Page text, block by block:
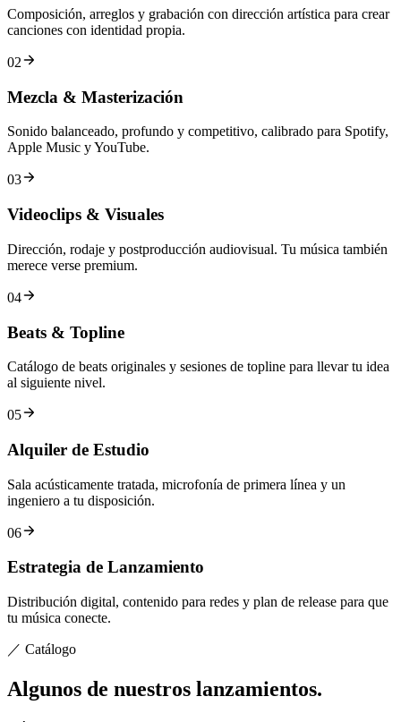
Composición, arreglos y grabación con dirección artística para crear
canciones con identidad propia.
02
Mezcla & Masterización
Sonido balanceado, profundo y competitivo, calibrado para Spotify,
Apple Music y YouTube.
03
Videoclips & Visuales
Dirección, rodaje y postproducción audiovisual. Tu música también
merece verse premium.
04
Beats & Topline
Catálogo de beats originales y sesiones de topline para llevar tu idea
al siguiente nivel.
05
Alquiler de Estudio
Sala acústicamente tratada, microfonía de primera línea y un
ingeniero a tu disposición.
06
Estrategia de Lanzamiento
Distribución digital, contenido para redes y plan de release para que
tu música conecte.
／ Catálogo
Algunos de nuestros lanzamientos.